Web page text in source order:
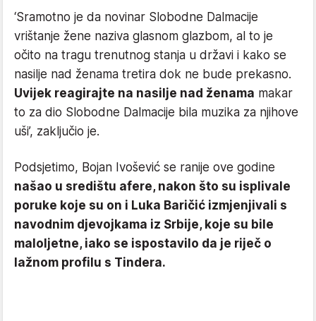
‘Sramotno je da novinar Slobodne Dalmacije
vrištanje žene naziva glasnom glazbom, al to je
očito na tragu trenutnog stanja u državi i kako se
nasilje nad ženama tretira dok ne bude prekasno.
Uvijek reagirajte na nasilje nad ženama makar
to za dio Slobodne Dalmacije bila muzika za njihove
uši’, zaključio je.
Podsjetimo, Bojan Ivošević se ranije ove godine
našao u središtu afere, nakon što su isplivale
poruke koje su on i Luka Baričić izmjenjivali s
navodnim djevojkama iz Srbije, koje su bile
maloljetne, iako se ispostavilo da je riječ o
lažnom profilu s Tindera.